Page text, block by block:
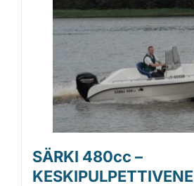
SÄRKI 480cc –
KESKIPULPETTIVENE